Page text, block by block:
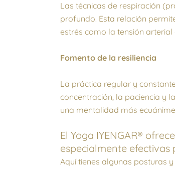
Las técnicas de respiración
profundo. Esta relación
estrés como la tensión
Fomento de la resiliencia
La práctica regular y
concentración, la paciencia y
una mentalidad más
El Yoga IYENGAR®
especialmente
Aquí tienes algunas posturas